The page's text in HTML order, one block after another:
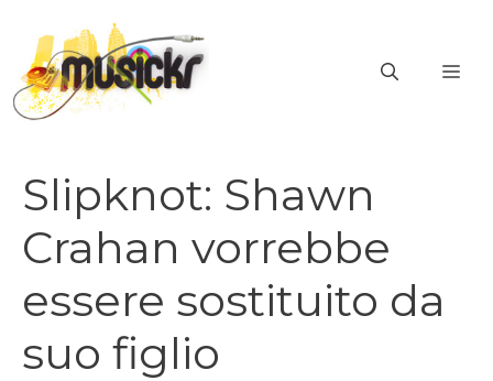
contenuto
Slipknot: Shawn
Crahan vorrebbe
essere sostituito da
suo figlio